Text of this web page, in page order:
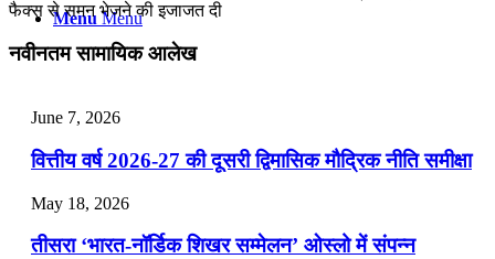
Menu Menu
July 28, 2026
July 25, 2026
📝 डेली करेंट अफेयर्स: 22-24 जुलाई 2026
July 22, 2026
📝 डेली करेंट अफेयर्स: 19-21 जुलाई 2026
फैक्स से समन भेजने की इजाजत दी
नवीनतम सामायिक आलेख
June 7, 2026
वित्तीय वर्ष 2026-27 की दूसरी द्विमासिक मौद्रिक नीति समीक्षा
May 18, 2026
तीसरा ‘भारत-नॉर्डिक शिखर सम्मेलन’ ओस्लो में संपन्न